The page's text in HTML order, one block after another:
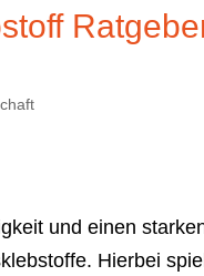
und einen
Hierbei